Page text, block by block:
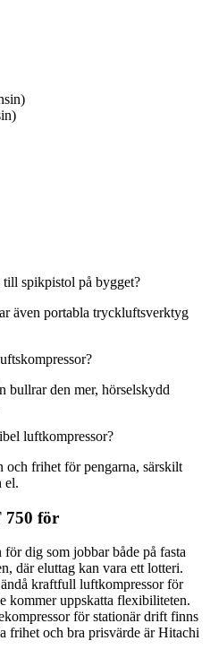
spikpistol på bygget?
även portabla tryckluftsverktyg
bullrar den mer, hörselskydd
luftkompressor?
frihet för pengarna, särskilt
el.
750 för
dig som jobbar både på fasta
där eluttag kan vara ett lotteri.
kraftfull luftkompressor för
kommer uppskatta flexibiliteten.
för stationär drift finns
frihet och bra prisvärde är Hitachi